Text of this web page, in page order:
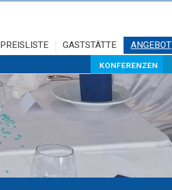
PREISLISTE GASTSTÄTTE ANGEBOT
KONFERENZEN